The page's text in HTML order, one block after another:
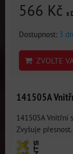
566 Kč s
Dostupnost: 3
ZVOLTE
141505A
141505A Vnitřní
Zvyšuje